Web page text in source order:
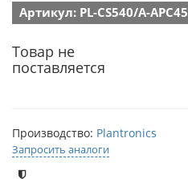
Артикул: PL-CS540/A-APC45
Товар не
поставляется
Производство: Plantronics
Запросить аналоги